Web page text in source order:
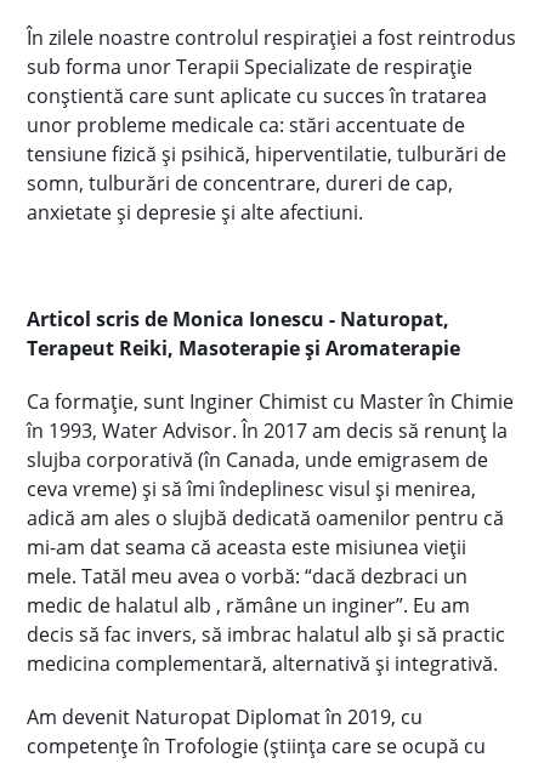
În zilele noastre controlul respirației a fost reintrodus
sub forma unor Terapii Specializate de respirație
conștientă care sunt aplicate cu succes în tratarea
unor probleme medicale ca: stări accentuate de
tensiune fizică și psihică, hiperventilatie, tulburări de
somn, tulburări de concentrare, dureri de cap,
anxietate și depresie și alte afectiuni.
Articol scris de Monica Ionescu - Naturopat,
Terapeut Reiki, Masoterapie și Aromaterapie
Ca formație, sunt Inginer Chimist cu Master în Chimie
în 1993, Water Advisor. În 2017 am decis să renunț la
slujba corporativă (în Canada, unde emigrasem de
ceva vreme) și să îmi îndeplinesc visul și menirea,
adică am ales o slujbă dedicată oamenilor pentru că
mi-am dat seama că aceasta este misiunea vieții
mele. Tatăl meu avea o vorbă: “dacă dezbraci un
medic de halatul alb , rămâne un inginer”. Eu am
decis să fac invers, să imbrac halatul alb și să practic
medicina complementară, alternativă și integrativă.
Am devenit Naturopat Diplomatîn 2019, cu
competențe în Trofologie (știința care se ocupă cu